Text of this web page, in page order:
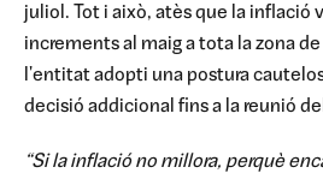
juliol. Tot i això, atès que la inflació
increments al maig a tota la zona
l'entitat adopti una postura
decisió addicional fins a la reunió
“Si la inflació no millora, perquè